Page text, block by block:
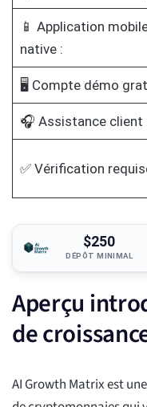
📱 Application
native :
🖥️ Compte démo
🎧 Assistance client
✅ Vérification
$250
DÉPÔT MINIMAL
Aperçu
de
AI Growth Matrix est